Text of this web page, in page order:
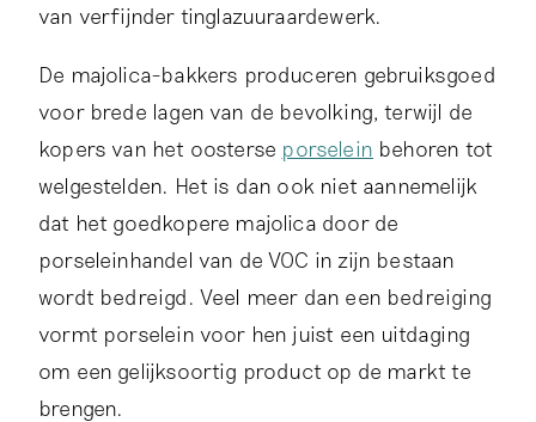
van verfijnder tinglazuuraardewerk.
De majolica-bakkers produceren gebruiksgoed
voor brede lagen van de bevolking, terwijl de
kopers van het oosterse porselein behoren tot
welgestelden. Het is dan ook niet aannemelijk
dat het goedkopere majolica door de
porseleinhandel van de VOC in zijn bestaan
wordt bedreigd. Veel meer dan een bedreiging
vormt porselein voor hen juist een uitdaging
om een gelijksoortig product op de markt te
brengen.